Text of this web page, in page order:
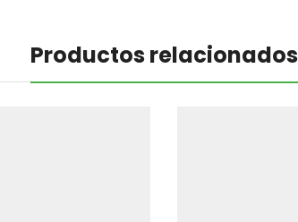
Productos relacionados